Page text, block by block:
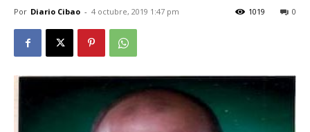
Por Diario Cibao - 4 octubre, 2019 1:47 pm 0
1019